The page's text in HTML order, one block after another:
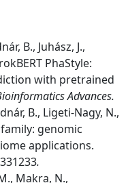
B., Juhász, J.,
PhaStyle:
with pretrained
Advances.
B., Ligeti-Nagy, N.,
family: genomic
applications.
.
Makra, N.,